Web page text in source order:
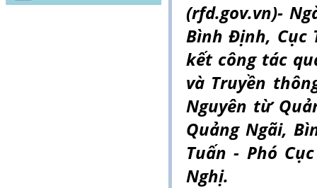
(rfd.gov.vn)-
Bình Định, Cục
kết công tác
và Truyền
Nguyên từ
Quảng Ngãi,
Tuấn - Phó
Nghị.